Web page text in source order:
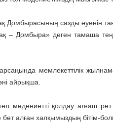
Домбырасының сазды әуенін
– Домбыра» деген тамаша
мемлекеттілік
айрықша.
мәдениетті қолдау алғаш
алған халқымыздың бітім-